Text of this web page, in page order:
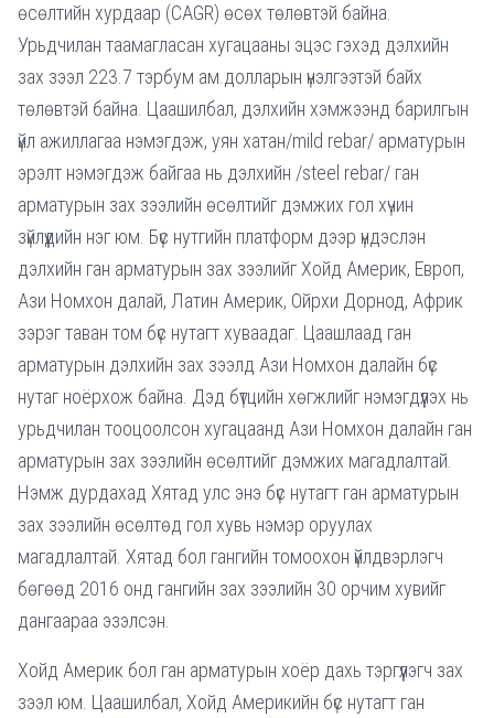
өсөлтийн хурдаар (CAGR) өсөх төлөвтэй байна.
Урьдчилан таамагласан хугацааны эцэс гэхэд дэлхийн
зах зээл 223.7 тэрбум ам.долларын үнэлгээтэй байх
төлөвтэй байна. Цаашилбал, дэлхийн хэмжээнд барилгын
үйл ажиллагаа нэмэгдэж, уян хатан/mild rebar/ арматурын
эрэлт нэмэгдэж байгаа нь дэлхийн /steel rebar/ ган
арматурын зах зээлийн өсөлтийг дэмжих гол хүчин
зүйлүүдийн нэг юм. Бүс нутгийн платформ дээр үндэслэн
дэлхийн ган арматурын зах зээлийг Хойд Америк, Европ,
Ази Номхон далай, Латин Америк, Ойрхи Дорнод, Африк
зэрэг таван том бүс нутагт хуваадаг. Цаашлаад ган
арматурын дэлхийн зах зээлд Ази Номхон далайн бүс
нутаг ноёрхож байна. Дэд бүтцийн хөгжлийг нэмэгдүүлэх нь
урьдчилан тооцоолсон хугацаанд Ази Номхон далайн ган
арматурын зах зээлийн өсөлтийг дэмжих магадлалтай.
Нэмж дурдахад Хятад улс энэ бүс нутагт ган арматурын
зах зээлийн өсөлтөд гол хувь нэмэр оруулах
магадлалтай. Хятад бол гангийн томоохон үйлдвэрлэгч
бөгөөд 2016 онд гангийн зах зээлийн 30 орчим хувийг
дангаараа эзэлсэн.
Хойд Америк бол ган арматурын хоёр дахь тэргүүлэгч зах
зээл юм. Цаашилбал, Хойд Америкийн бүс нутагт ган